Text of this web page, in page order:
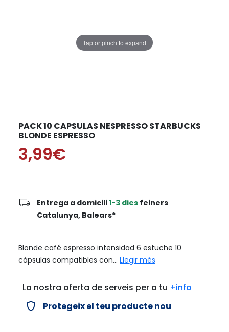
Tap or pinch to expand
PACK 10 CAPSULAS NESPRESSO STARBUCKS
BLONDE ESPRESSO
3,99€
local_shipping Entrega a domicili1-3 dies feiners
Catalunya, Balears*
Blonde café espresso intensidad 6 estuche 10
cápsulas compatibles con... Llegir més
La nostra oferta de serveis per a tu +info
verified_user Protegeix el teu producte nou